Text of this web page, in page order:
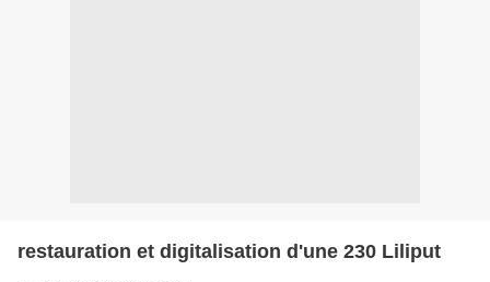
restauration et digitalisation d'une 230 Liliput